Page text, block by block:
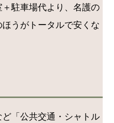
駐車場代より、名護の
うがトータルで安くな
「公共交通・シャトル